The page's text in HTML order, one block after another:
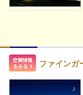
空満情報
をみる
ファインガ